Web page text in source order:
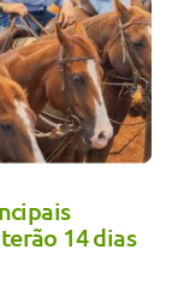
14 dias